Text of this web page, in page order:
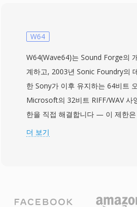
식은 일반적으로 H.264에 필적하
림과 다중 오디오 트랙을 지원하
다. 이 컨테이너는 가변 비트레이
함께 RealMedia의 스트리밍 친화
는 대부분의 용도에서 H.264를 사
대체되었지만, 아시아 시장에서 사
2000년대 중반의 온라인 미디어 아
W64
W64(Wave64)는 Sound Forge의
계하고, 2003년 Sonic Foundry의
한 Sony가 이후 유지하는 64비트
Microsoft의 32비트 RIFF/WAV 사
한을 직접 해결합니다 — 이 제한은
높은 샘플레이트 프로덕션에서 문
서트 녹음, 과학 데이터 수집에 적
더 보기